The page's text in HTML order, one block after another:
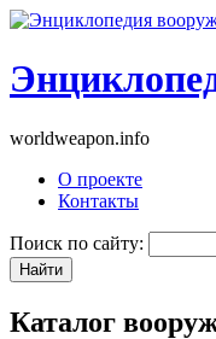
worldweapon.info
О проекте
Контакты
Поиск по сайту:
Каталог